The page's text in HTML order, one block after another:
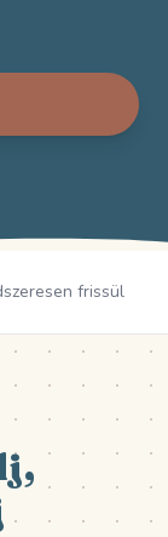
frissül